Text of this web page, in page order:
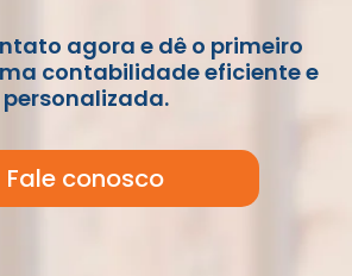
agora e dê o primeiro
contabilidade eficiente e
personalizada.
Fale conosco